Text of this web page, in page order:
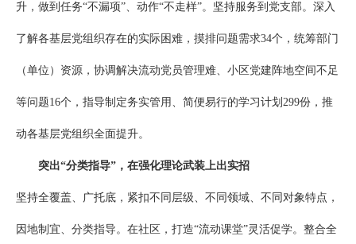
升，做到任务“不漏项”、动作“不走样”。坚持服务到党支部。深入
了解各基层党组织存在的实际困难，摸排问题需求34个，统筹部门
（单位）资源，协调解决流动党员管理难、小区党建阵地空间不足
等问题16个，指导制定务实管用、简便易行的学习计划299份，推
动各基层党组织全面提升。
突出“分类指导”，在强化理论武装上出实招
坚持全覆盖、广托底，紧扣不同层级、不同领域、不同对象特点，
因地制宜、分类指导。在社区，打造“流动课堂”灵活促学。整合全